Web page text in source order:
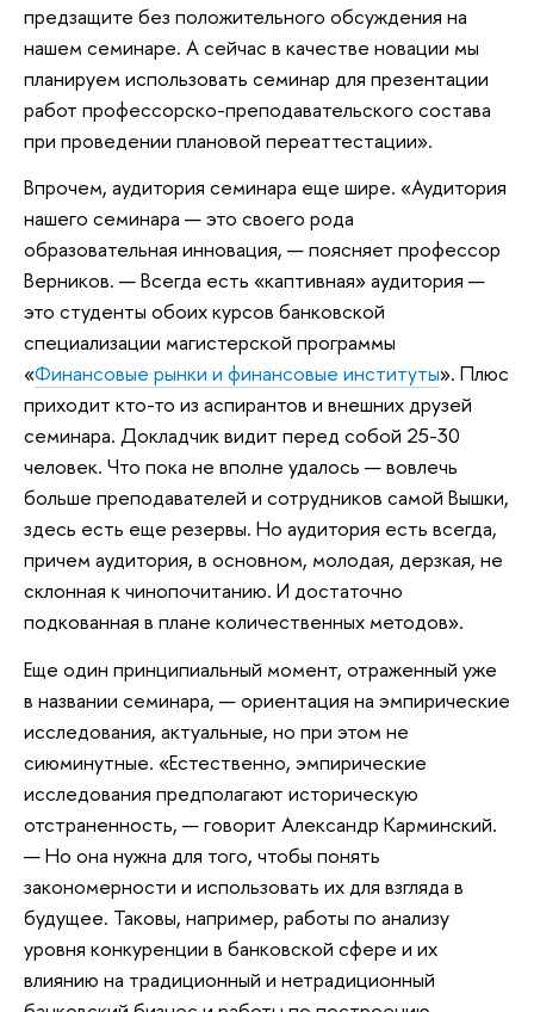
предзащите без положительного обсуждения на
нашем семинаре. А сейчас в качестве новации мы
планируем использовать семинар для презентации
работ профессорско-преподавательского состава
при проведении плановой переаттестации».
Впрочем, аудитория семинара еще шире. «Аудитория
нашего семинара — это своего рода
образовательная инновация, — поясняет профессор
Верников. — Всегда есть «каптивная» аудитория —
это студенты обоих курсов банковской
специализации магистерской программы
«Финансовые рынки и финансовые институты». Плюс
приходит кто-то из аспирантов и внешних друзей
семинара. Докладчик видит перед собой 25-30
человек. Что пока не вполне удалось — вовлечь
больше преподавателей и сотрудников самой Вышки,
здесь есть еще резервы. Но аудитория есть всегда,
причем аудитория, в основном, молодая, дерзкая, не
склонная к чинопочитанию. И достаточно
подкованная в плане количественных методов».
Еще один принципиальный момент, отраженный уже
в названии семинара, — ориентация на эмпирические
исследования, актуальные, но при этом не
сиюминутные. «Естественно, эмпирические
исследования предполагают историческую
отстраненность, — говорит Александр Карминский.
— Но она нужна для того, чтобы понять
закономерности и использовать их для взгляда в
будущее. Таковы, например, работы по анализу
уровня конкуренции в банковской сфере и их
влиянию на традиционный и нетрадиционный